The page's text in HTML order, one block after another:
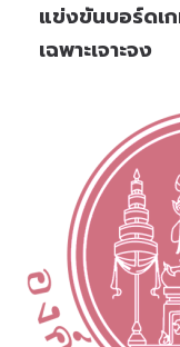
แข่งขันบอร์ดเ
เฉพาะเจาะจง